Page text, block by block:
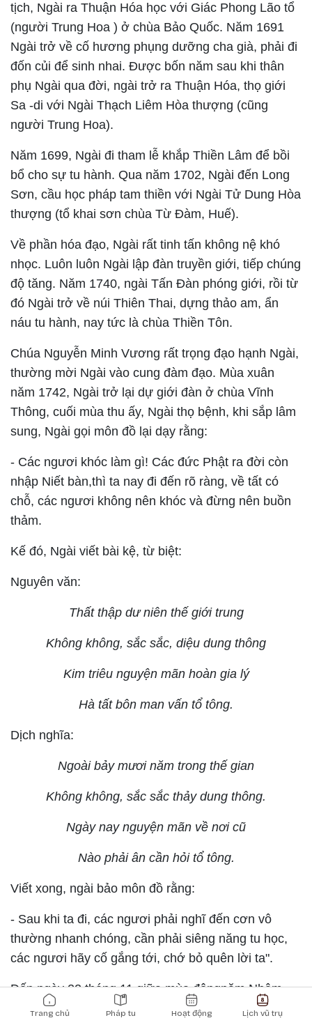
tịch, Ngài ra Thuận Hóa học với Giác Phong Lão tổ
(người Trung Hoa ) ở chùa Bảo Quốc. Năm 1691
Ngài trở về cố hương phụng dưỡng cha già, phải đi
đốn củi để sinh nhai. Được bốn năm sau khi thân
phụ Ngài qua đời, ngài trở ra Thuận Hóa, thọ giới
Sa -di với Ngài Thạch Liêm Hòa thượng (cũng
người Trung Hoa).
Năm 1699, Ngài đi tham lễ khắp Thiền Lâm để bồi
bổ cho sự tu hành. Qua năm 1702, Ngài đến Long
Sơn, cầu học pháp tam thiền với Ngài Tử Dung Hòa
thượng (tổ khai sơn chùa Từ Đàm, Huế).
Về phần hóa đạo, Ngài rất tinh tấn không nệ khó
nhọc. Luôn luôn Ngài lập đàn truyền giới, tiếp chúng
độ tăng. Năm 1740, ngài Tấn Đàn phóng giới, rồi từ
đó Ngài trở về núi Thiên Thai, dựng thảo am, ẩn
náu tu hành, nay tức là chùa Thiền Tôn.
Chúa Nguyễn Minh Vương rất trọng đạo hạnh Ngài,
thường mời Ngài vào cung đàm đạo. Mùa xuân
năm 1742, Ngài trở lại dự giới đàn ở chùa Vĩnh
Thông, cuối mùa thu ấy, Ngài thọ bệnh, khi sắp lâm
sung, Ngài gọi môn đồ lại dạy rằng:
- Các ngươi khóc làm gì! Các đức Phật ra đời còn
nhập Niết bàn,thì ta nay đi đến rõ ràng, về tất có
chỗ, các ngươi không nên khóc và đừng nên buồn
thảm.
Kế đó, Ngài viết bài kệ, từ biệt:
Nguyên văn:
Thất thập dư niên thế giới trung
Không không, sắc sắc, diệu dung thông
Kim triêu nguyện mãn hoàn gia lý
Hà tất bôn man vấn tổ tông.
Dịch nghĩa:
Ngoài bảy mươi năm trong thế gian
Không không, sắc sắc thảy dung thông.
Ngày nay nguyện mãn về nơi cũ
Nào phải ân cần hỏi tổ tông.
Viết xong, ngài bảo môn đồ rằng:
- Sau khi ta đi, các ngươi phải nghĩ đến cơn vô
thường nhanh chóng, cần phải siêng năng tu học,
các ngươi hãy cố gắng tới, chớ bỏ quên lời ta".
Đến ngày 22 tháng 11 giữa mùa đôngnăm Nhâm
Tuất (1742) vào giờ mùi, Ngài dùng nưóc trà xong,
Main navigation
Trang chủ Pháp tu Hoạt động Lịch vũ trụ